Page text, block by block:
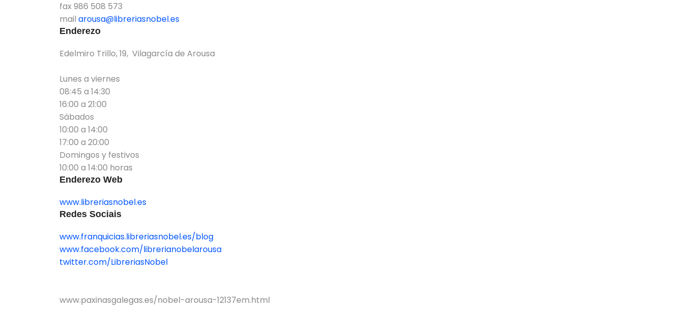
fax 986 508 573
mail arousa@libreriasnobel.es
Enderezo
Edelmiro Trillo, 19, Vilagarcía de Arousa
Lunes a viernes
08:45 a 14:30
16:00 a 21:00
Sábados
10:00 a 14:00
17:00 a 20:00
Domingos y festivos
10:00 a 14:00 horas
Enderezo Web
www.libreriasnobel.es
Redes Sociais
www.franquicias.libreriasnobel.es/blog
www.facebook.com/librerianobelarousa
twitter.com/LibreriasNobel
www.paxinasgalegas.es/nobel-arousa-12137em.html